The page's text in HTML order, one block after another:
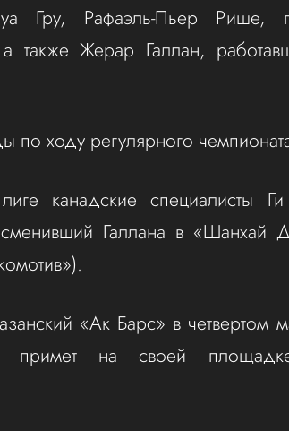
Гру, Рафаэль-Пьер Рише,
а также Жерар Галлан,
по ходу регулярного
канадские специалисты
Галлана в «Шанхай
«Ак Барс» в четвертом
примет на своей